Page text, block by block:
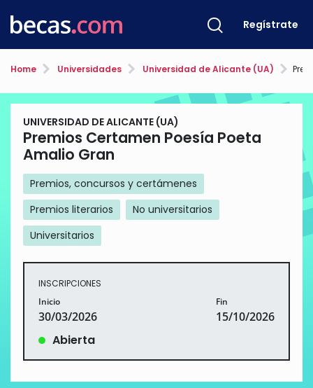
Regístrate
Home Universidades Universidad de Alicante (UA)
UNIVERSIDAD DE ALICANTE (UA)
Premios Certamen Poesía Poeta
Amalio Gran
Premios, concursos y certámenes
Premios literarios
No universitarios
Universitarios
INSCRIPCIONES
Inicio
30/03/2026
Fin
15/10/2026
Abierta